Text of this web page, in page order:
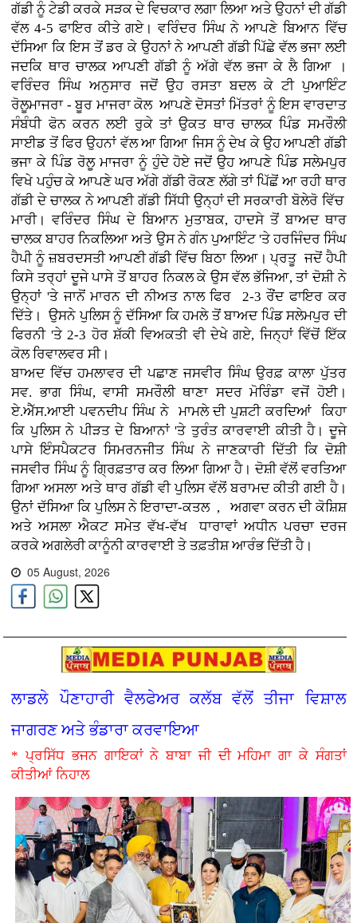
ਗੱਡੀ ਨੂੰ ਟੇਡੀ ਕਰਕੇ ਸੜਕ ਦੇ ਵਿਚਕਾਰ ਲਗਾ ਲਿਆ ਅਤੇ ਉਹਨਾਂ ਦੀ ਗੱਡੀ
ਵੱਲ 4-5 ਫਾਇਰ ਕੀਤੇ ਗਏ। ਵਰਿੰਦਰ ਸਿੰਘ ਨੇ ਆਪਣੇ ਬਿਆਨ ਵਿੱਚ
ਦੱਸਿਆ ਕਿ ਇਸ ਤੋਂ ਡਰ ਕੇ ਉਹਨਾਂ ਨੇ ਆਪਣੀ ਗੱਡੀ ਪਿੱਛੇ ਵੱਲ ਭਜਾ ਲਈ
ਜਦਕਿ ਥਾਰ ਚਾਲਕ ਆਪਣੀ ਗੱਡੀ ਨੂੰ ਅੱਗੇ ਵੱਲ ਭਜਾ ਕੇ ਲੈ ਗਿਆ ।
ਵਰਿੰਦਰ ਸਿੰਘ ਅਨੁਸਾਰ ਜਦੋਂ ਉਹ ਰਸਤਾ ਬਦਲ ਕੇ ਟੀ ਪੁਆਇੰਟ
ਰੋਲੂਮਾਜਰਾ - ਬੂਰ ਮਾਜਰਾ ਕੋਲ ਆਪਣੇ ਦੋਸਤਾਂ ਮਿੱਤਰਾਂ ਨੂੰ ਇਸ ਵਾਰਦਾਤ
ਸੰਬੰਧੀ ਫੋਨ ਕਰਨ ਲਈ ਰੁਕੇ ਤਾਂ ਉਕਤ ਥਾਰ ਚਾਲਕ ਪਿੰਡ ਸਮਰੌਲੀ
ਸਾਈਡ ਤੋਂ ਫਿਰ ਉਹਨਾਂ ਵੱਲ ਆ ਗਿਆ ਜਿਸ ਨੂੰ ਦੇਖ ਕੇ ਉਹ ਆਪਣੀ ਗੱਡੀ
ਭਜਾ ਕੇ ਪਿੰਡ ਰੋਲੂ ਮਾਜਰਾ ਨੂੰ ਹੁੰਦੇ ਹੋਏ ਜਦੋਂ ਉਹ ਆਪਣੇ ਪਿੰਡ ਸਲੇਮਪੁਰ
ਵਿਖੇ ਪਹੁੰਚ ਕੇ ਆਪਣੇ ਘਰ ਅੱਗੇ ਗੱਡੀ ਰੋਕਣ ਲੱਗੇ ਤਾਂ ਪਿੱਛੋਂ ਆ ਰਹੀ ਥਾਰ
ਗੱਡੀ ਦੇ ਚਾਲਕ ਨੇ ਆਪਣੀ ਗੱਡੀ ਸਿੱਧੀ ਉਨ੍ਹਾਂ ਦੀ ਸਰਕਾਰੀ ਬੋਲੇਰੋ ਵਿੱਚ
ਮਾਰੀ। ਵਰਿੰਦਰ ਸਿੰਘ ਦੇ ਬਿਆਨ ਮੁਤਾਬਕ, ਹਾਦਸੇ ਤੋਂ ਬਾਅਦ ਥਾਰ
ਚਾਲਕ ਬਾਹਰ ਨਿਕਲਿਆ ਅਤੇ ਉਸ ਨੇ ਗੰਨ ਪੁਆਇੰਟ 'ਤੇ ਹਰਜਿੰਦਰ ਸਿੰਘ
ਹੈਪੀ ਨੂੰ ਜ਼ਬਰਦਸਤੀ ਆਪਣੀ ਗੱਡੀ ਵਿੱਚ ਬਿਠਾ ਲਿਆ। ਪ੍ਰਤੂ ਜਦੋਂ ਹੈਪੀ
ਕਿਸੇ ਤਰ੍ਹਾਂ ਦੂਜੇ ਪਾਸੇ ਤੋਂ ਬਾਹਰ ਨਿਕਲ ਕੇ ਉਸ ਵੱਲ ਭੱਜਿਆ, ਤਾਂ ਦੋਸ਼ੀ ਨੇ
ਉਨ੍ਹਾਂ 'ਤੇ ਜਾਨੋਂ ਮਾਰਨ ਦੀ ਨੀਅਤ ਨਾਲ ਫਿਰ 2-3 ਰੌਂਦ ਫਾਇਰ ਕਰ
ਦਿੱਤੇ। ਉਸਨੇ ਪੁਲਿਸ ਨੂੰ ਦੱਸਿਆ ਕਿ ਹਮਲੇ ਤੋਂ ਬਾਅਦ ਪਿੰਡ ਸਲੇਮਪੁਰ ਦੀ
ਫਿਰਨੀ 'ਤੇ 2-3 ਹੋਰ ਸ਼ੱਕੀ ਵਿਅਕਤੀ ਵੀ ਦੇਖੇ ਗਏ, ਜਿਨ੍ਹਾਂ ਵਿੱਚੋਂ ਇੱਕ
ਕੋਲ ਰਿਵਾਲਵਰ ਸੀ।
ਬਾਅਦ ਵਿੱਚ ਹਮਲਾਵਰ ਦੀ ਪਛਾਣ ਜਸਵੀਰ ਸਿੰਘ ਉਰਫ਼ ਕਾਲਾ ਪੁੱਤਰ
ਸਵ. ਭਾਗ ਸਿੰਘ, ਵਾਸੀ ਸਮਰੌਲੀ ਥਾਣਾ ਸਦਰ ਮੋਰਿੰਡਾ ਵਜੋਂ ਹੋਈ।
ਏ.ਐੱਸ.ਆਈ ਪਵਨਦੀਪ ਸਿੰਘ ਨੇ ਮਾਮਲੇ ਦੀ ਪੁਸ਼ਟੀ ਕਰਦਿਆਂ ਕਿਹਾ
ਕਿ ਪੁਲਿਸ ਨੇ ਪੀੜਤ ਦੇ ਬਿਆਨਾਂ 'ਤੇ ਤੁਰੰਤ ਕਾਰਵਾਈ ਕੀਤੀ ਹੈ। ਦੂਜੇ
ਪਾਸੇ ਇੰਸਪੈਕਟਰ ਸਿਮਰਨਜੀਤ ਸਿੰਘ ਨੇ ਜਾਣਕਾਰੀ ਦਿੱਤੀ ਕਿ ਦੋਸ਼ੀ
ਜਸਵੀਰ ਸਿੰਘ ਨੂੰ ਗ੍ਰਿਫ਼ਤਾਰ ਕਰ ਲਿਆ ਗਿਆ ਹੈ। ਦੋਸ਼ੀ ਵੱਲੋਂ ਵਰਤਿਆ
ਗਿਆ ਅਸਲਾ ਅਤੇ ਥਾਰ ਗੱਡੀ ਵੀ ਪੁਲਿਸ ਵੱਲੋਂ ਬਰਾਮਦ ਕੀਤੀ ਗਈ ਹੈ।
ਉਨਾਂ ਦੱਸਿਆ ਕਿ ਪੁਲਿਸ ਨੇ ਇਰਾਦਾ-ਕਤਲ , ਅਗਵਾ ਕਰਨ ਦੀ ਕੋਸ਼ਿਸ਼
ਅਤੇ ਅਸਲਾ ਐਕਟ ਸਮੇਤ ਵੱਖ-ਵੱਖ ਧਾਰਾਵਾਂ ਅਧੀਨ ਪਰਚਾ ਦਰਜ
ਕਰਕੇ ਅਗਲੇਰੀ ਕਾਨੂੰਨੀ ਕਾਰਵਾਈ ਤੇ ਤਫ਼ਤੀਸ਼ ਆਰੰਭ ਦਿੱਤੀ ਹੈ।
05 August, 2026
ਲਾਡਲੇ ਪੌਣਾਹਾਰੀ ਵੈਲਫੇਅਰ ਕਲੱਬ ਵੱਲੋਂ ਤੀਜਾ ਵਿਸ਼ਾਲ
ਜਾਗਰਣ ਅਤੇ ਭੰਡਾਰਾ ਕਰਵਾਇਆ
* ਪ੍ਰਸਿੱਧ ਭਜਨ ਗਾਇਕਾਂ ਨੇ ਬਾਬਾ ਜੀ ਦੀ ਮਹਿਮਾ ਗਾ ਕੇ ਸੰਗਤਾਂ
ਕੀਤੀਆਂ ਨਿਹਾਲ